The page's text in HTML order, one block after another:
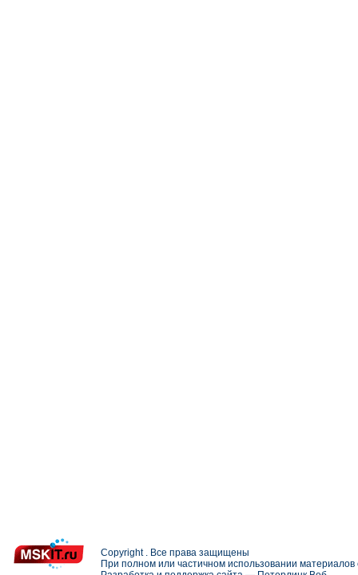
Copyright . Все права защищены
При полном или частичном использовании